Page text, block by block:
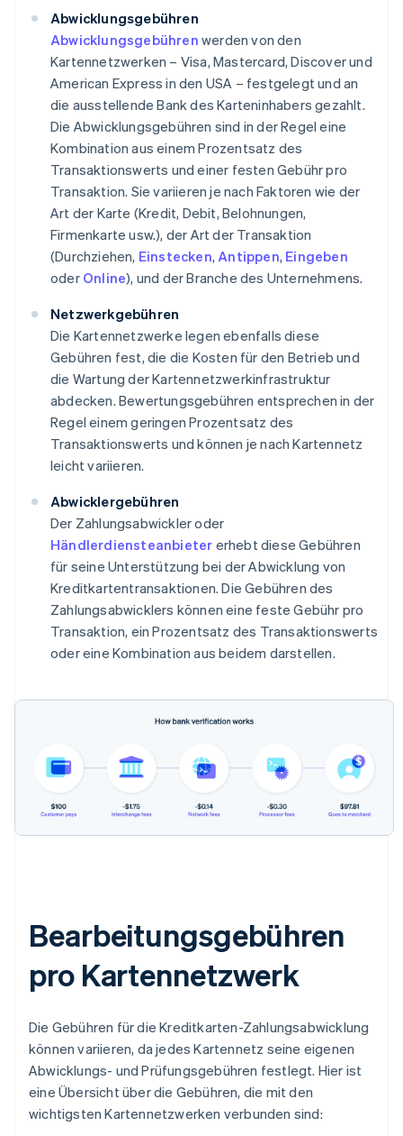
Abwicklungsgebühren
Abwicklungsgebühren werden von den
Kartennetzwerken – Visa, Mastercard, Discover und
American Express in den USA – festgelegt und an
die ausstellende Bank des Karteninhabers gezahlt.
Die Abwicklungsgebühren sind in der Regel eine
Kombination aus einem Prozentsatz des
Transaktionswerts und einer festen Gebühr pro
Transaktion. Sie variieren je nach Faktoren wie der
Art der Karte (Kredit, Debit, Belohnungen,
Firmenkarte usw.), der Art der Transaktion
(Durchziehen, Einstecken,Antippen, Eingeben
oder Online), und der Branche des Unternehmens.
Netzwerkgebühren
Die Kartennetzwerke legen ebenfalls diese
Gebühren fest, die die Kosten für den Betrieb und
die Wartung der Kartennetzwerkinfrastruktur
abdecken. Bewertungsgebühren entsprechen in der
Regel einem geringen Prozentsatz des
Transaktionswerts und können je nach Kartennetz
leicht variieren.
Abwicklergebühren
Der Zahlungsabwickler oder
Händlerdiensteanbieter erhebt diese Gebühren
für seine Unterstützung bei der Abwicklung von
Kreditkartentransaktionen. Die Gebühren des
Zahlungsabwicklers können eine feste Gebühr pro
Transaktion, ein Prozentsatz des Transaktionswerts
oder eine Kombination aus beidem darstellen.
Bearbeitungsgebühren
pro Kartennetzwerk
Die Gebühren für die Kreditkarten-Zahlungsabwicklung
können variieren, da jedes Kartennetz seine eigenen
Abwicklungs- und Prüfungsgebühren festlegt. Hier ist
eine Übersicht über die Gebühren, die mit den
wichtigsten Kartennetzwerken verbunden sind: